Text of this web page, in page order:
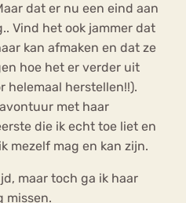
dat er nu een eind aan
Vind het ook jammer dat
kan afmaken en dat ze
hoe het er verder uit
helemaal herstellen!!).
met haar
die ik echt toe liet en
mezelf mag en kan zijn.
maar toch ga ik haar
missen.